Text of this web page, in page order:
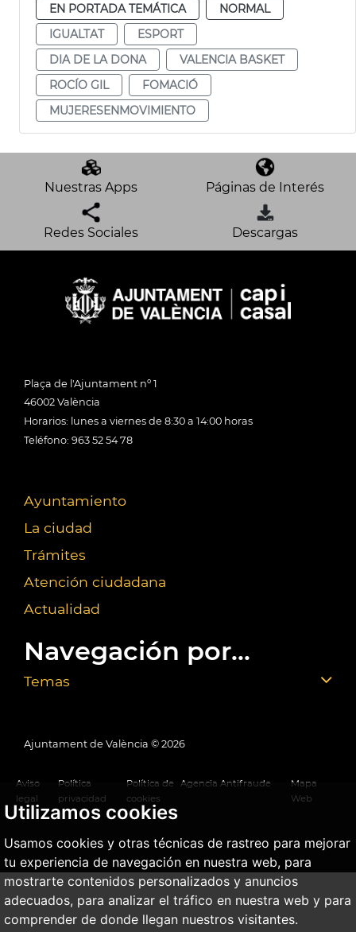
Utilizamos cookies
Usamos cookies y otras técnicas de rastreo para mejorar
tu experiencia de navegación en nuestra web, para
mostrarte contenidos personalizados y anuncios
adecuados, para analizar el tráfico en nuestra web y para
comprender de donde llegan nuestros visitantes.
EN PORTADA TEMÁTICA
NORMAL
IGUALTAT
ESPORT
DIA DE LA DONA
VALENCIA BASKET
ROCÍO GIL
FOMACIÓ
MUJERESENMOVIMIENTO
Nuestras Apps Páginas de Interés
Redes Sociales Descargas
Plaça de l'Ajuntament nº 1
46002 València
Horarios: lunes a viernes de 8:30 a 14:00 horas
Teléfono: 963 52 54 78
Ayuntamiento
La ciudad
Trámites
Atención ciudadana
Actualidad
Navegación por...
Temas
Ajuntament de València © 2026
Aviso
legal
Política
privacidad
Política de
cookies
Agencia Antifraude
Mapa
Web